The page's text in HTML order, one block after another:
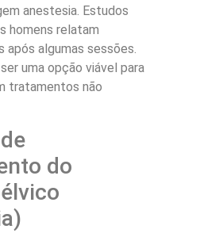
anestesia. Estudos
homens relatam
algumas sessões.
uma opção viável para
tratamentos não
do